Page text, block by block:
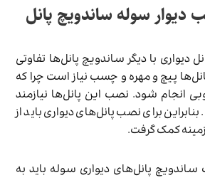
دیوار سوله ساندویچ پانل
دیواری با دیگر ساندویچ پانل‌ها تفاوتی
پیچ و مهره و چسب نیاز است چرا که
انجام شود. نصب این پانل‌ها نیازمند
برای نصب پانل‌های دیواری باید از
کمک گرفت.
پانل‌های دیواری سوله باید به